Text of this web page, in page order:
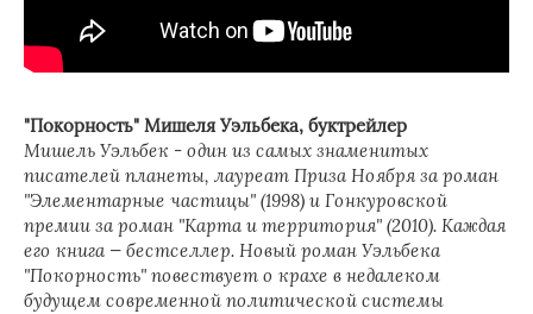
"Покорность" Мишеля Уэльбека, буктрейлер
Мишель Уэльбек - один из самых знаменитых
писателей планеты, лауреат Приза Ноября за роман
"Элементарные частицы" (1998) и Гонкуровской
премии за роман "Карта и территория" (2010). Каждая
его книга — бестселлер. Новый роман Уэльбека
"Покорность" повествует о крахе в недалеком
будущем современной политической системы